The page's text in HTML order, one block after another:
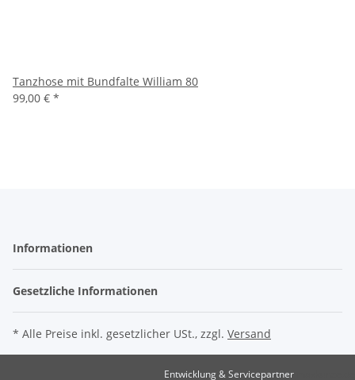
Tanzhose mit Bundfalte William 80
99,00 € *
Informationen
Gesetzliche Informationen
* Alle Preise inkl. gesetzlicher USt., zzgl. Versand
Entwicklung & Servicepartner